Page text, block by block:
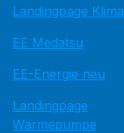
Landingpage Klima
EE Medatsu
EE-Energie neu
Landingpage
Wärmepumpe